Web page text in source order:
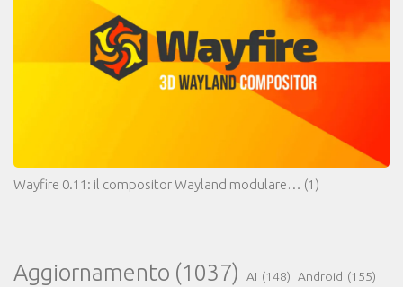
Wayfire 0.11: il compositor Wayland modulare… (1)
Aggiornamento (1037) AI (148) Android (155)